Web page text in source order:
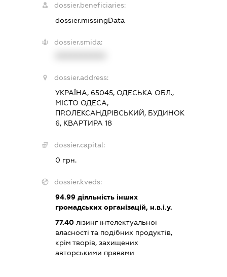
dossier.beneficiaries:
dossier.missingData
dossier.smida:
dossier.address:
УКРАЇНА, 65045, ОДЕСЬКА ОБЛ.,
МІСТО ОДЕСА,
ПР.ОЛЕКСАНДРІВСЬКИЙ, БУДИНОК
6, КВАРТИРА 18
dossier.capital:
0 грн.
dossier.kveds:
94.99діяльність інших
громадських організацій, н.в.і.у.
77.40лізинг інтелектуальної
власності та подібних продуктів,
крім творів, захищених
авторськими правами